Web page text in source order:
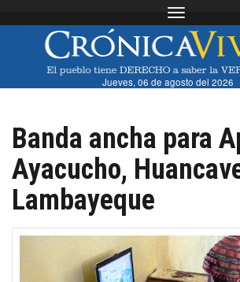
Toggle
Jueves, 06 de agosto del 2026
Banda ancha para
Ayacucho,
Lambayeque